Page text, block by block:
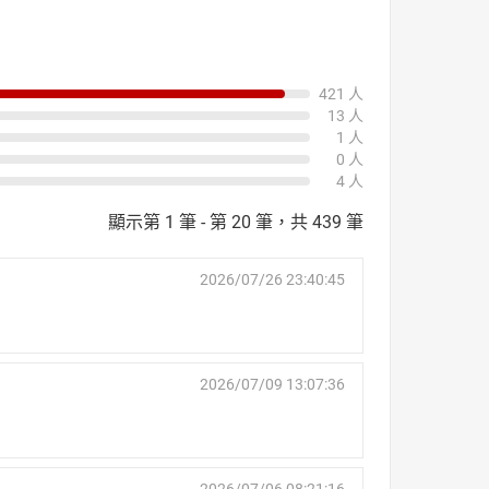
421 人
13 人
1 人
0 人
4 人
顯示第 1 筆 - 第 20 筆，共 439 筆
2026/07/26 23:40:45
2026/07/09 13:07:36